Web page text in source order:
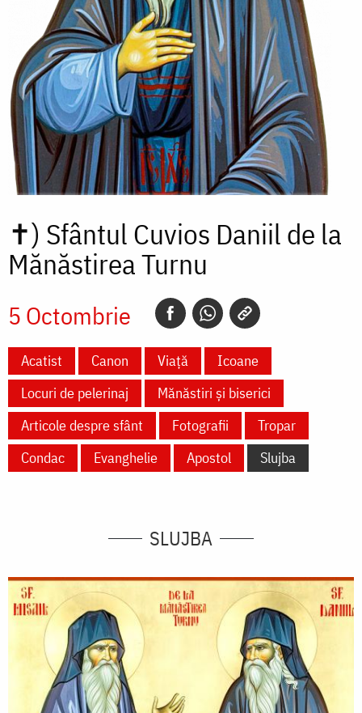
✝) Sfântul Cuvios Daniil de la
Mănăstirea Turnu
5 Octombrie
Acatist Canon Viață
Icoane
Locuri de pelerinaj
Mănăstiri și biserici
Articole despre sfânt
Fotografii
Tropar
Condac
Evanghelie Apostol Slujba
SLUJBA